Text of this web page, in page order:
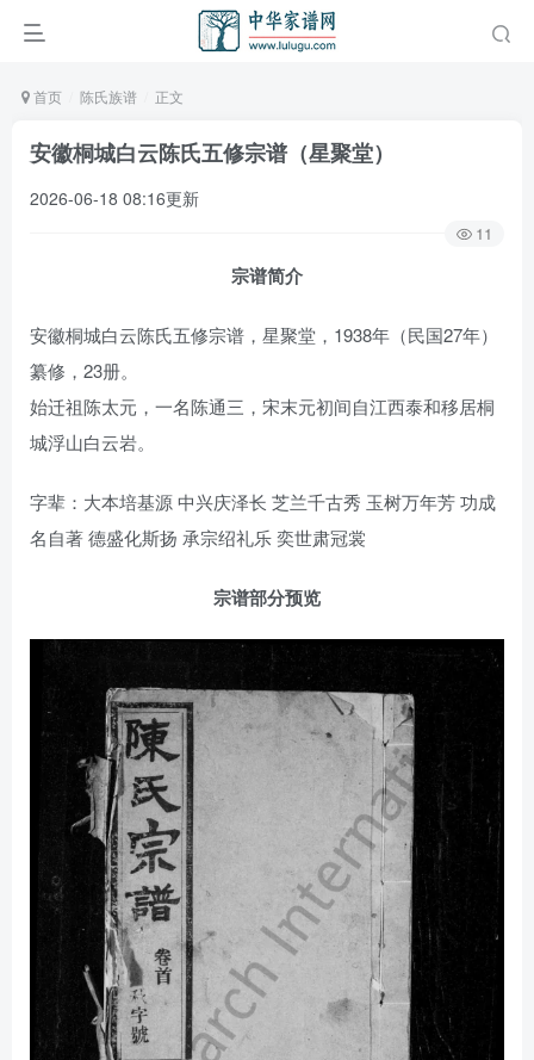
首页 陈氏族谱 正文
安徽桐城白云陈氏五修宗谱（星聚堂）
2026-06-18 08:16更新
11
宗谱简介
安徽桐城白云陈氏五修宗谱，星聚堂，1938年（民国27年）
纂修，23册。
始迁祖陈太元，一名陈通三，宋末元初间自江西泰和移居桐
城浮山白云岩。
字辈：大本培基源 中兴庆泽长 芝兰千古秀 玉树万年芳 功成
名自著 德盛化斯扬 承宗绍礼乐 奕世肃冠裳
宗谱部分预览